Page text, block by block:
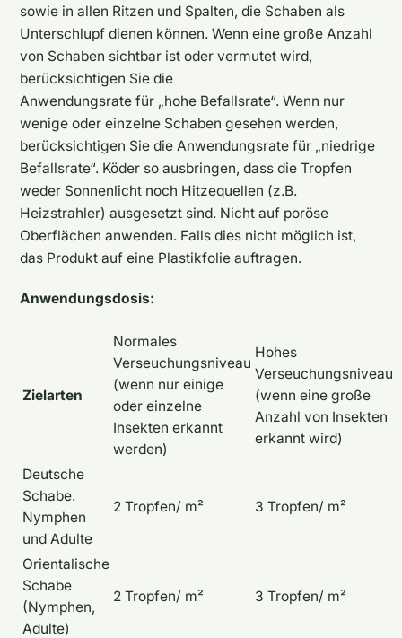
sowie in allen Ritzen und Spalten, die Schaben als
Unterschlupf dienen können. Wenn eine große Anzahl
von Schaben sichtbar ist oder vermutet wird,
berücksichtigen Sie die
Anwendungsrate für „hohe Befallsrate“. Wenn nur
wenige oder einzelne Schaben gesehen werden,
berücksichtigen Sie die Anwendungsrate für „niedrige
Befallsrate“. Köder so ausbringen, dass die Tropfen
weder Sonnenlicht noch Hitzequellen (z.B.
Heizstrahler) ausgesetzt sind. Nicht auf poröse
Oberflächen anwenden. Falls dies nicht möglich ist,
das Produkt auf eine Plastikfolie auftragen.
Anwendungsdosis:
Zielarten
Normales
Verseuchungsniveau
(wenn nur einige
oder einzelne
Insekten erkannt
werden)
Hohes
Verseuchungsniveau
(wenn eine große
Anzahl von Insekten
erkannt wird)
Deutsche
Schabe.
Nymphen
und Adulte
2 Tropfen/ m² 3 Tropfen/ m²
Orientalische
Schabe
(Nymphen,
Adulte)
2 Tropfen/ m² 3 Tropfen/ m²